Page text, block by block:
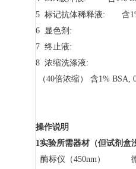
5 标记抗体稀释液: 含
6 显色剂:
7 终止
8 浓缩洗涤液:
（40倍浓缩） 含1%
操作说明
1实验所需器材 （但试剂盒
酶标仪（450nm） 微